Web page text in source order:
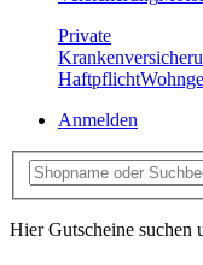
Private
Haftpflicht
Anmelden
Hier Gutscheine suchen